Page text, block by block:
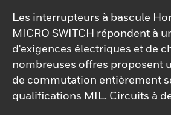
Les interrupteurs à bascule
MICRO SWITCH répondent à
d'exigences électriques et de
nombreuses offres proposent
de commutation entièrement
qualifications MIL. Circuits à